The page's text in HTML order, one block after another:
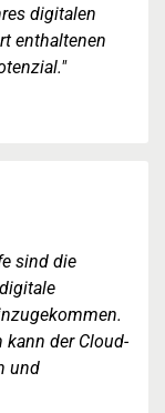
digitalen
enthaltenen
sind die
kann der Cloud-
und